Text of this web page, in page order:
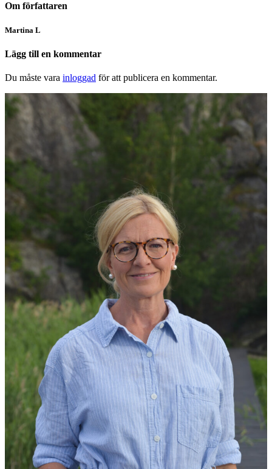
Om författaren
Martina L
Lägg till en kommentar
Du måste vara inloggad för att publicera en kommentar.